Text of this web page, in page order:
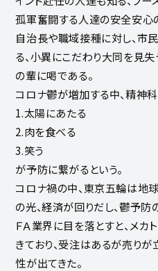
孤軍奮闘する人達の安全安心
自治長や職域接種に対し、市
る、小異にこだわり大同を見
の輩に喝である。
コロナ鬱が増加する中、精神
1.太陽にあたる
2.肉を食べる
3.笑う
が予防に繋がるという。
コロナ禍の中、東京五輪は地
の光、経済が回りだし、鬱予防
ＦＡ業界に目を落とすと、メ
きており、受注はあるが売り
性が出てきた。